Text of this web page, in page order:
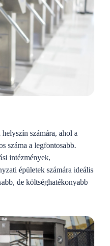
számára, ahol a
száma a legfontosabb.
intézmények,
épületek számára ideális
de költséghatékonyabb